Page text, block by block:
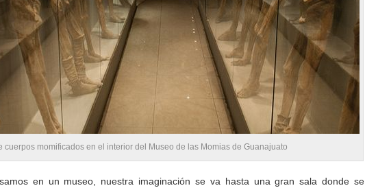
cuerpos momificados en el interior del Museo de las Momias de Guanajuato
en un museo, nuestra imaginación se va hasta una gran sala donde se